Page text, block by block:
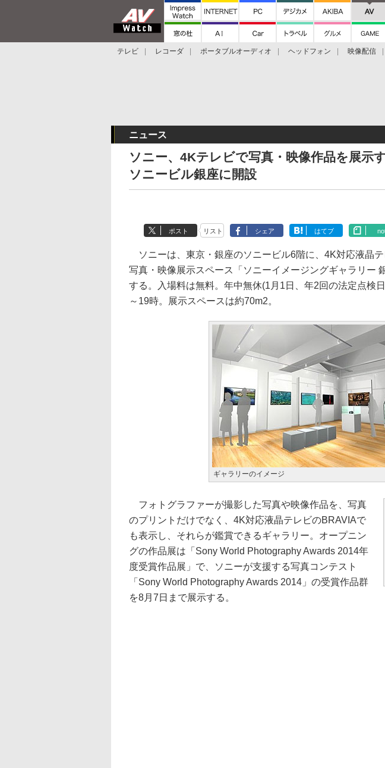
テレビ レコーダ ポータブルオーディオ ヘッドフォン 映像配信
ニュース
ソニー、4Kテレビで写真・映像作品を展示
ソニービル銀座に開設
ポスト リスト シェア はてブ
ソニーは、東京・銀座のソニービル6階に、4K対応液晶
写真・映像展示スペース「ソニーイメージングギャラリー
する。入場料は無料。年中無休(1月1日、年2回の法定点検
～19時。展示スペースは約70m2。
ギャラリーのイメージ
フォトグラファーが撮影した写真や映像作品を、写真
のプリントだけでなく、4K対応液晶テレビのBRAVIAで
も表示し、それらが鑑賞できるギャラリー。オープニン
グの作品展は「Sony World Photography Awards 2014年
度受賞作品展」で、ソニーが支援する写真コンテスト
「Sony World Photography Awards 2014」の受賞作品群
を8月7日まで展示する。